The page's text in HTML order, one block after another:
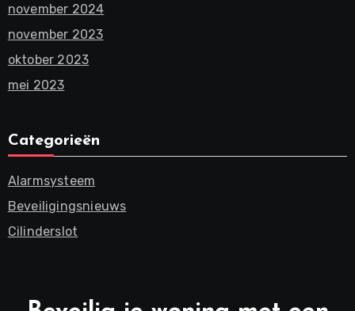
november 2024
november 2023
oktober 2023
mei 2023
Categorieën
Alarmsysteem
Beveiligingsnieuws
Cilinderslot